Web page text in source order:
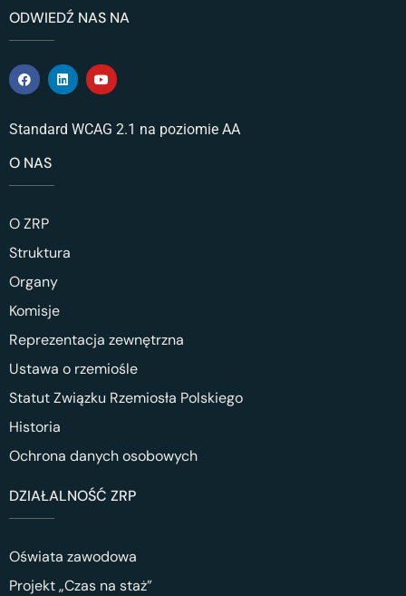
ODWIEDŹ NAS NA
Standard WCAG 2.1 na poziomie AA
O NAS
O ZRP
Struktura
Organy
Komisje
Reprezentacja zewnętrzna
Ustawa o rzemiośle
Statut Związku Rzemiosła Polskiego
Historia
Ochrona danych osobowych
DZIAŁALNOŚĆ ZRP
Oświata zawodowa
Projekt „Czas na staż”